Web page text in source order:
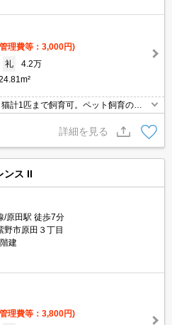
理費等：3,000円)
礼
4.2万
計1匹まで飼育可。ペット飼育の場
ック。ガスコンロ付き。エアコン1基
詳細を見る
ンス II
/原田駅 徒歩7分
野市原田３丁目
建
理費等：3,800円)